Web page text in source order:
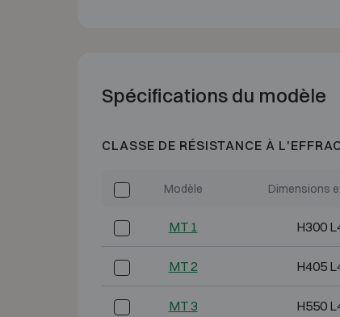
Spécifications du modèle
CLASSE DE RÉSISTANCE À
Modèle Dimensions
MT 1 H300
MT 2 H405
MT 3 H550